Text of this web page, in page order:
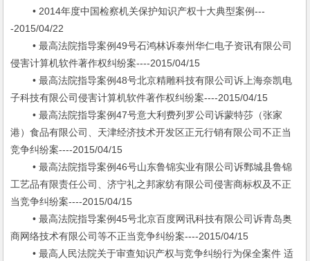
• 2014年度中国检察机关保护知识产权十大典型案例---
-2015/04/22
• 最高法院指导案例49号石鸿林诉泰州华仁电子资讯有限公司
侵害计算机软件著作权纠纷案----2015/04/15
• 最高法院指导案例48号北京精雕科技有限公司诉上海奈凯电
子科技有限公司侵害计算机软件著作权纠纷案----2015/04/15
• 最高法院指导案例47号意大利费列罗公司诉蒙特莎（张家
港）食品有限公司、天津经济技术开发区正元行销有限公司不正当
竞争纠纷案----2015/04/15
• 最高法院指导案例46号山东鲁锦实业有限公司诉鄄城县鲁锦
工艺品有限责任公司、济宁礼之邦家纺有限公司侵害商标权及不正
当竞争纠纷案----2015/04/15
• 最高法院指导案例45号北京百度网讯科技有限公司诉青岛奥
商网络技术有限公司等不正当竞争纠纷案----2015/04/15
• 最高人民法院关于审查知识产权与竞争纠纷行为保全案件 适